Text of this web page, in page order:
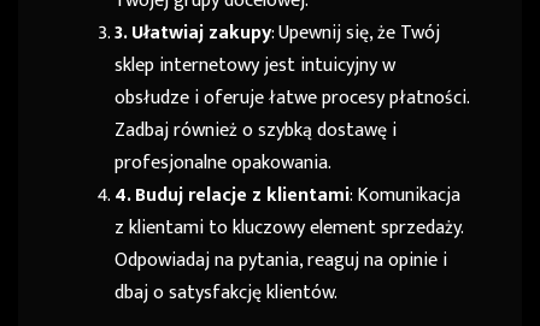
3. Ułatwiaj zakupy: Upewnij się, że Twój
sklep internetowy jest intuicyjny w
obsłudze i oferuje łatwe procesy płatności.
Zadbaj również o szybką dostawę i
profesjonalne opakowania.
4. Buduj relacje z klientami: Komunikacja
z klientami to kluczowy element sprzedaży.
Odpowiadaj na pytania, reaguj na opinie i
dbaj o satysfakcję klientów.